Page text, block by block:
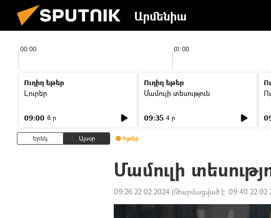
Արմենիա
00:00 01:00
Ուղիղ եթեր
Լուրեր
09:00 6 ր
Ուղիղ եթեր
Մամուլի տեսություն
09:35 4 ր
Երեկ Այսօր Եթեր
Մամուլի
09:26 22.02.2024 (Թարմացված է: 09:40